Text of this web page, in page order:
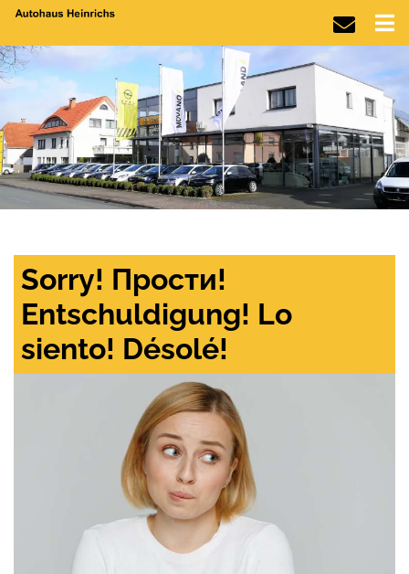
Sorry! Прости!
Entschuldigung! Lo
siento! Désolé!